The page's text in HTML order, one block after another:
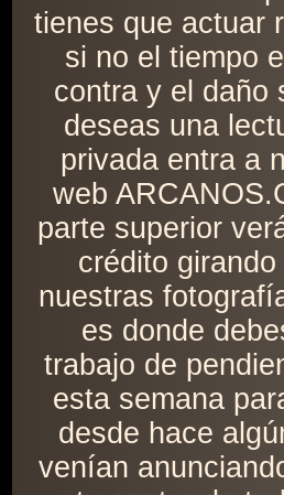
tienes que actuar
si no el tiempo
contra y el daño
deseas una
privada entra a
web
parte superior
crédito
nuestras
es donde
trabajo de
esta semana
desde hace
venían